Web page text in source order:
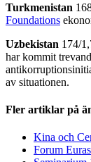
Turkmenistan
Foundations
Uzbekistan 174/
har kommit
av situationen.
Fler artiklar på
Kina och
Forum